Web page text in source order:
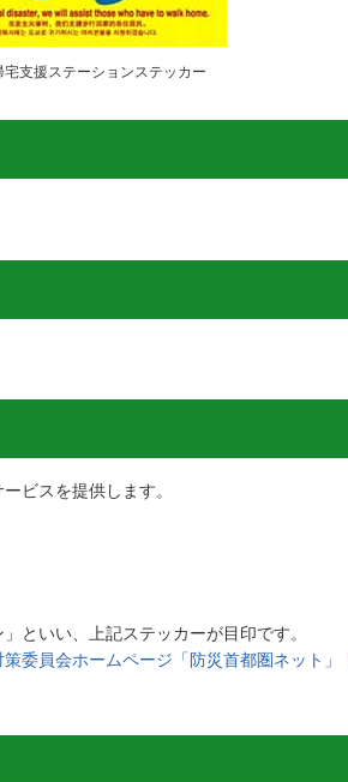
宅支援ステーションステッカー
ビスを提供します。
といい、上記ステッカーが目印です。
委員会ホームページ「防災首都圏ネット」